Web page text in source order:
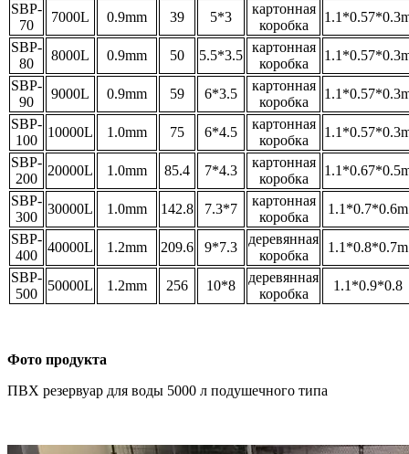
SBP-
70
7000L 0.9mm 39 5*3
картонная
коробка
SBP-
80
8000L 0.9mm 50 5.5*3.5
картонная
коробка
SBP-
90
9000L 0.9mm 59 6*3.5
картонная
коробка
SBP-
100
10000L 1.0mm 75 6*4.5
картонная
коробка
SBP-
200
20000L 1.0mm 85.4 7*4.3
картонная
коробка
SBP-
300
30000L 1.0mm 142.8 7.3*7
картонная
коробка
1.1*0.7*0.6m
SBP-
400
40000L 1.2mm 209.6 9*7.3
деревянная
коробка
1.1*0.8*0.7m
SBP-
500
50000L 1.2mm 256 10*8
деревянная
коробка
1.1*0.9*0.8
Фото продукта
ПВХ резервуар для воды 5000 л подушечного типа